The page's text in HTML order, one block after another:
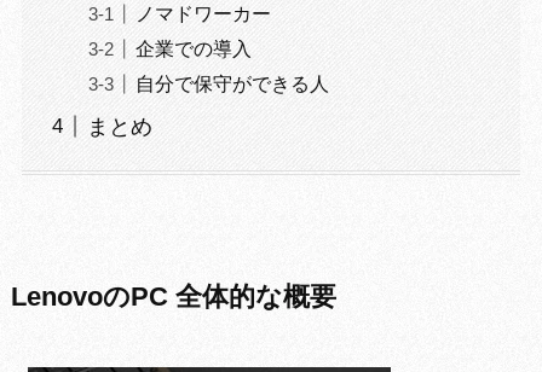
ノマドワーカー
企業での導入
自分で保守ができる人
まとめ
LenovoのPC 全体的な概要